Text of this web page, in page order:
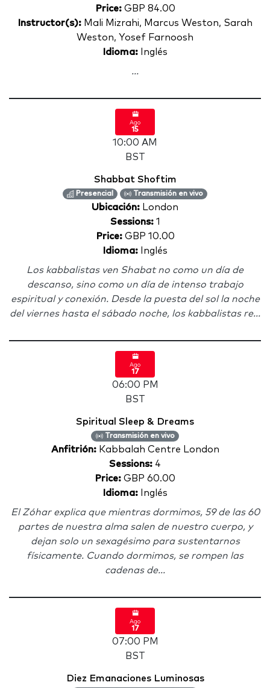
Price:GBP 84.00
Instructor(s): Mali Mizrahi, Marcus Weston, Sarah
Weston, Yosef Farnoosh
Idioma: Inglés
...
Ago
15
10:00 AM
BST
Shabbat Shoftim
Presencial Transmisión en vivo
Ubicación: London
Sessions:1
Price:GBP 10.00
Idioma: Inglés
Los kabbalistas ven Shabat no como un día de
descanso, sino como un día de intenso trabajo
espiritual y conexión. Desde la puesta del sol la noche
del viernes hasta el sábado noche, los kabbalistas re...
Ago
17
06:00 PM
BST
Spiritual Sleep & Dreams
Transmisión en vivo
Anfitrión: Kabbalah Centre London
Sessions: 4
Price: GBP 60.00
Idioma: Inglés
El Zóhar explica que mientras dormimos, 59 de las 60
partes de nuestra alma salen de nuestro cuerpo, y
dejan solo un sexagésimo para sustentarnos
físicamente. Cuando dormimos, se rompen las
cadenas de...
Ago
17
07:00 PM
BST
Diez Emanaciones Luminosas